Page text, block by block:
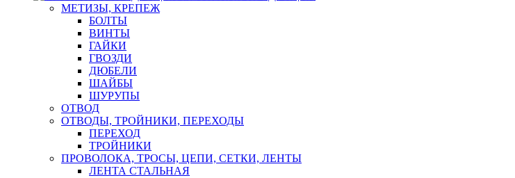
МЕТИЗЫ, КРЕПЕЖ
БОЛТЫ
ВИНТЫ
ГАЙКИ
ГВОЗДИ
ДЮБЕЛИ
ШАЙБЫ
ШУРУПЫ
ОТВОД
ОТВОДЫ, ТРОЙНИКИ, ПЕРЕХОДЫ
ПЕРЕХОД
ТРОЙНИКИ
ПРОВОЛОКА, ТРОСЫ, ЦЕПИ, СЕТКИ, ЛЕНТЫ
ЛЕНТА СТАЛЬНАЯ